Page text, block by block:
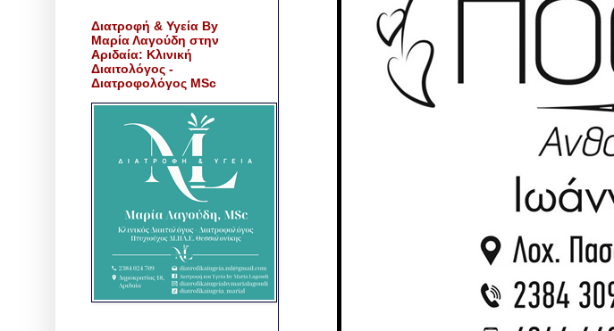
Διατροφή & Υγεία By
Μαρία Λαγούδη στην
Αριδαία: Κλινική
Διαιτολόγος -
Διατροφολόγος MSc